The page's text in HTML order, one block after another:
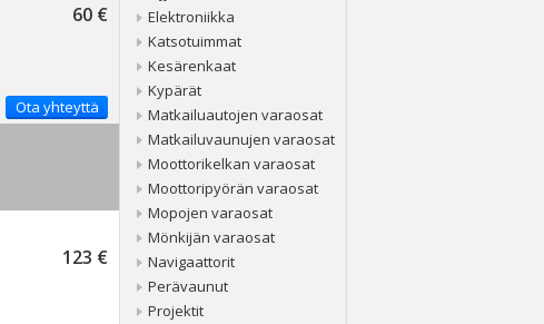
60 €
Ota yhteyttä
123 €
Elektroniikka
Katsotuimmat
Kesärenkaat
Kypärät
Matkailuautojen varaosat
Matkailuvaunujen varaosat
Moottorikelkan varaosat
Moottoripyörän varaosat
Mopojen varaosat
Mönkijän varaosat
Navigaattorit
Perävaunut
Projektit